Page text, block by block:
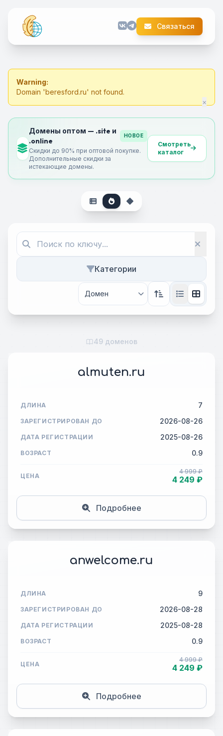
Связаться
Warning:
Domain 'beresford.ru' not found.
×
Домены оптом — .site и
.online
НОВОЕ
Скидки до 90% при оптовой покупке.
Дополнительные скидки за
истекающие домены.
Смотреть
каталог
Категории
49 доменов
almuten.ru
ДЛИНА 7
ЗАРЕГИСТРИРОВАН ДО 2026-08-26
ДАТА РЕГИСТРАЦИИ 2025-08-26
ВОЗРАСТ 0.9
ЦЕНА
4 999 ₽
4 249 ₽
Подробнее
anwelcome.ru
ДЛИНА 9
ЗАРЕГИСТРИРОВАН ДО 2026-08-28
ДАТА РЕГИСТРАЦИИ 2025-08-28
ВОЗРАСТ 0.9
ЦЕНА
4 999 ₽
4 249 ₽
Подробнее